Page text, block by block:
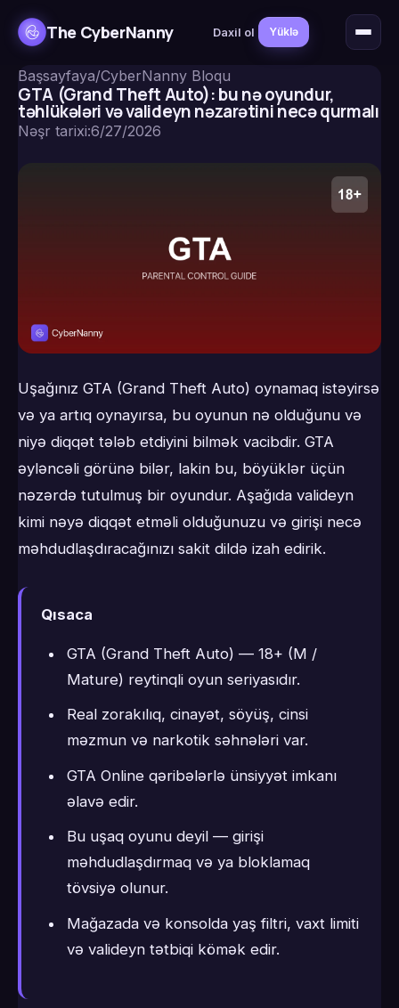
The CyberNanny Daxil ol Yüklə
Başsayfaya/CyberNanny Bloqu
GTA (Grand Theft Auto): bu nə oyundur,
təhlükələri və valideyn nəzarətini necə qurmalı
Nəşr tarixi:6/27/2026
Uşağınız GTA (Grand Theft Auto) oynamaq istəyirsə
və ya artıq oynayırsa, bu oyunun nə olduğunu və
niyə diqqət tələb etdiyini bilmək vacibdir. GTA
əyləncəli görünə bilər, lakin bu, böyüklər üçün
nəzərdə tutulmuş bir oyundur. Aşağıda valideyn
kimi nəyə diqqət etməli olduğunuzu və girişi necə
məhdudlaşdıracağınızı sakit dildə izah edirik.
Qısaca
GTA (Grand Theft Auto) — 18+ (M /
Mature) reytinqli oyun seriyasıdır.
Real zorakılıq, cinayət, söyüş, cinsi
məzmun və narkotik səhnələri var.
GTA Online qəribələrlə ünsiyyət imkanı
əlavə edir.
Bu uşaq oyunu deyil — girişi
məhdudlaşdırmaq və ya bloklamaq
tövsiyə olunur.
Mağazada və konsolda yaş filtri, vaxt limiti
və valideyn tətbiqi kömək edir.